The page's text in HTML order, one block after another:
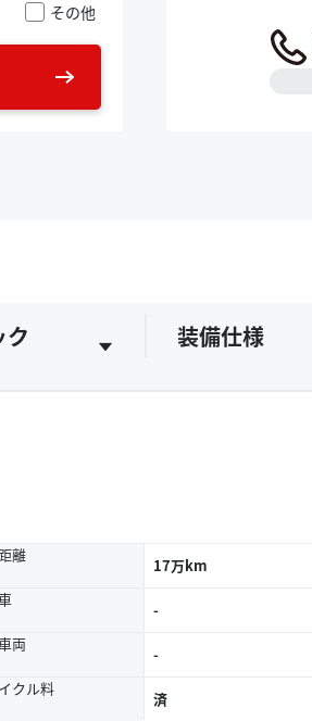
その他
ク 装備仕様
離 17万km
-
両 -
クル料 済